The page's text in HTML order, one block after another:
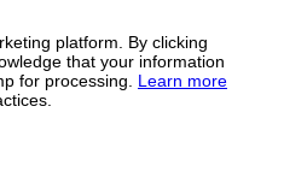
platform. By clicking
that your information
for processing. Learn more